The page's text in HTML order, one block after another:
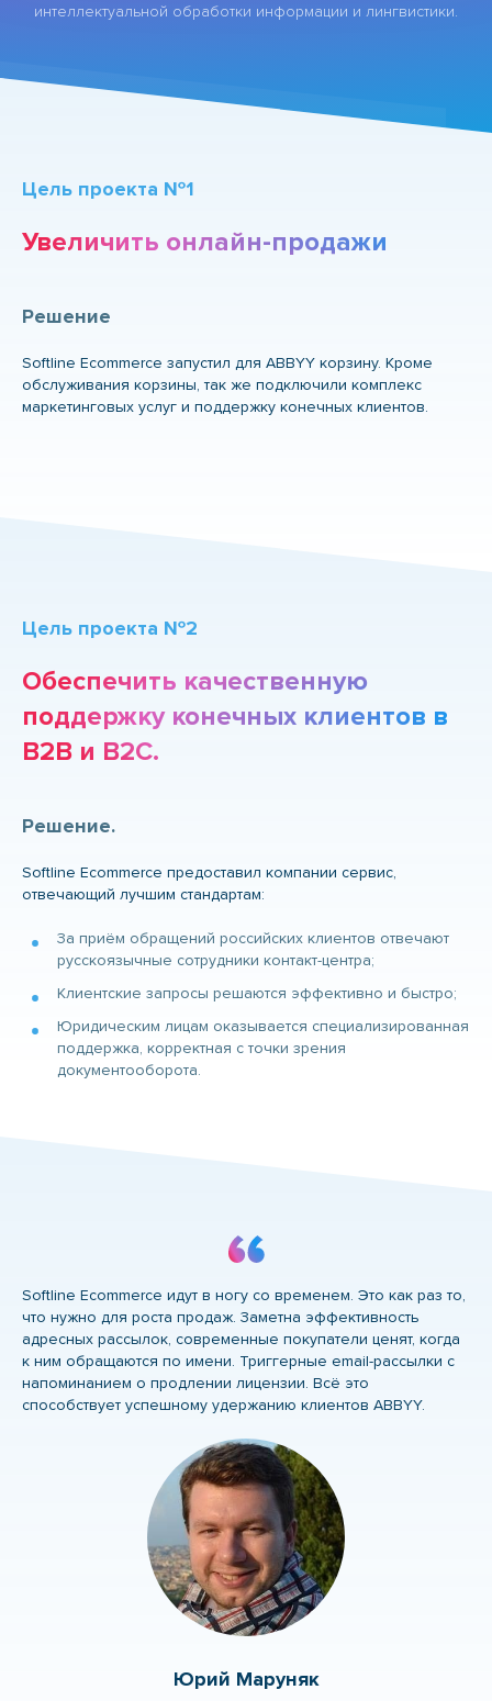
интеллектуальной обработки информации и лингвистики.
Цель проекта №1
Увеличить онлайн-продажи
Решение
Softline Ecommerce запустил для ABBYY корзину. Кроме
обслуживания корзины, так же подключили комплекс
маркетинговых услуг и поддержку конечных клиентов.
Цель проекта №2
Обеспечить качественную
поддержку конечных клиентов в
B2B и B2C.
Решение.
Softline Ecommerce предоставил компании сервис,
отвечающий лучшим стандартам:
За приём обращений российских клиентов отвечают
русскоязычные сотрудники контакт-центра;
Клиентские запросы решаются эффективно и быстро;
Юридическим лицам оказывается специализированная
поддержка, корректная с точки зрения
документооборота.
Softline Ecommerce идут в ногу со временем. Это как раз то,
что нужно для роста продаж. Заметна эффективность
адресных рассылок, современные покупатели ценят, когда
к ним обращаются по имени. Триггерные email-рассылки с
напоминанием о продлении лицензии. Всё это
способствует успешному удержанию клиентов ABBYY.
Юрий Маруняк